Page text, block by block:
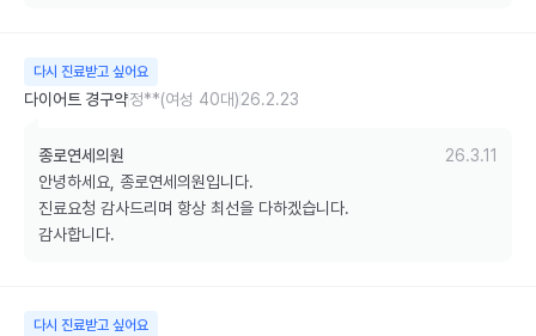
다시 진료받고 싶어요
다이어트 경구약정**(여성 40대)26.2.23
종로연세의원
26.3.11
안녕하세요, 종로연세의원입니다.
진료요청 감사드리며 항상 최선을 다하겠습니다.
감사합니다.
다시 진료받고 싶어요